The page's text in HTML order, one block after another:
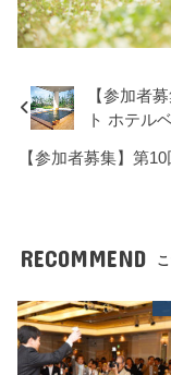
【参加者
ト ホテル
【参加者募集】第
RECOMMEND